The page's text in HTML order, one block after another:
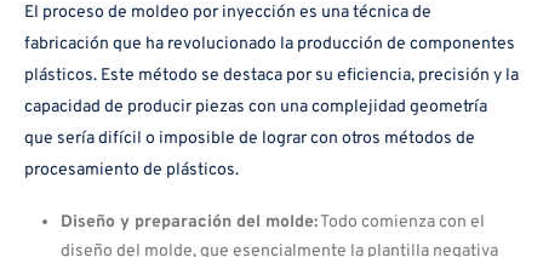
El proceso de moldeo por inyección es una técnica de
fabricación que ha revolucionado la producción de componentes
plásticos. Este método se destaca por su eficiencia, precisión y la
capacidad de producir piezas con una complejidad geometría
que sería difícil o imposible de lograr con otros métodos de
procesamiento de plásticos.
Diseño y preparación del molde:Todo comienza con el
diseño del molde, que esencialmente la plantilla negativa